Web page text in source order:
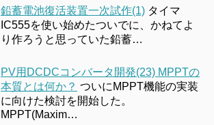
鉛蓄電池復活装置一次試作(1) タイマ
IC555を使い始めたついでに、かねてよ
り作ろうと思っていた鉛蓄…
PV用DCDCコンバータ開発(23) MPPTの
本質とは何か？ ついにMPPT機能の実装
に向けた検討を開始した。
MPPT(Maxim…